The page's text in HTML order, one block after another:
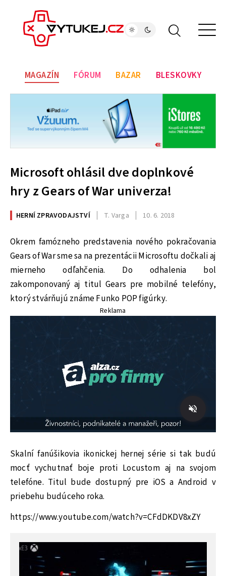
MAGAZÍN FÓRUM BAZAR BLESKOVKY
Microsoft ohlásil dve doplnkové
hry z Gears of War univerza!
HERNÍ ZPRAVODAJSTVÍ T. Varga 10. 6. 2018
Okrem famózneho predstavenia nového pokračovania
Gears of War sme sa na prezentácii Microsoftu dočkali aj
mierneho odľahčenia. Do odhalenia bol
zakomponovaný aj titul Gears pre mobilné telefóny,
ktorý stvárňujú známe Funko POP figúrky.
Reklama
Skalní fanúšikovia ikonickej hernej série si tak budú
mocť vychutnať boje proti Locustom aj na svojom
telefóne. Titul bude dostupný pre iOS a Android v
priebehu budúceho roka.
https://www.youtube.com/watch?v=CFdDKDV8xZY